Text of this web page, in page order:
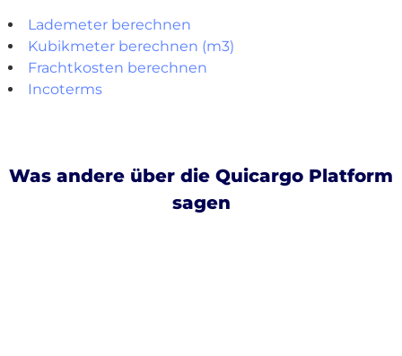
Lademeter berechnen
Kubikmeter berechnen (m3)
Frachtkosten berechnen
Incoterms
Was andere über die Quicargo Platform
sagen